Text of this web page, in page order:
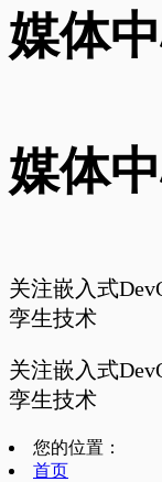
媒体
媒体
关注嵌入式
孪生技术
关注嵌入式
孪生技术
您的位置：
首页